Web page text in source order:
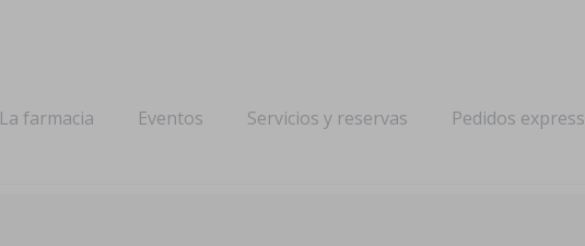
La farmacia Eventos Servicios y reservas Pedidos express